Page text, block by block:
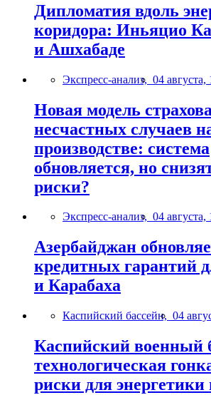
Дипломатия вдоль
коридора: Иньяцио
и Ашхабаде
Экспресс-анализ, 04 августа,
Новая модель
несчастных случаев
производстве: система
обновляется, но
риски?
Экспресс-анализ, 04 августа,
Азербайджан
кредитных гарантий
и Карабаха
Каспийский бассейн, 04
Каспийский военный
технологическая
риски для энергетики